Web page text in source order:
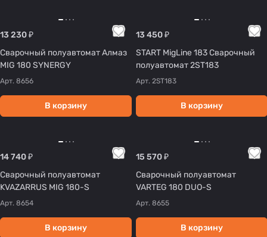
13 230 ₽
Сварочный полуавтомат Алмаз
MIG 180 SYNERGY
Арт. 8656
В корзину
13 450 ₽
START MigLine 183 Сварочный
полуавтомат 2ST183
Арт. 2ST183
В корзину
14 740 ₽
Сварочный полуавтомат
KVAZARRUS MIG 180-S
Арт. 8654
В корзину
15 570 ₽
Сварочный полуавтомат
VARTEG 180 DUO-S
Арт. 8655
В корзину